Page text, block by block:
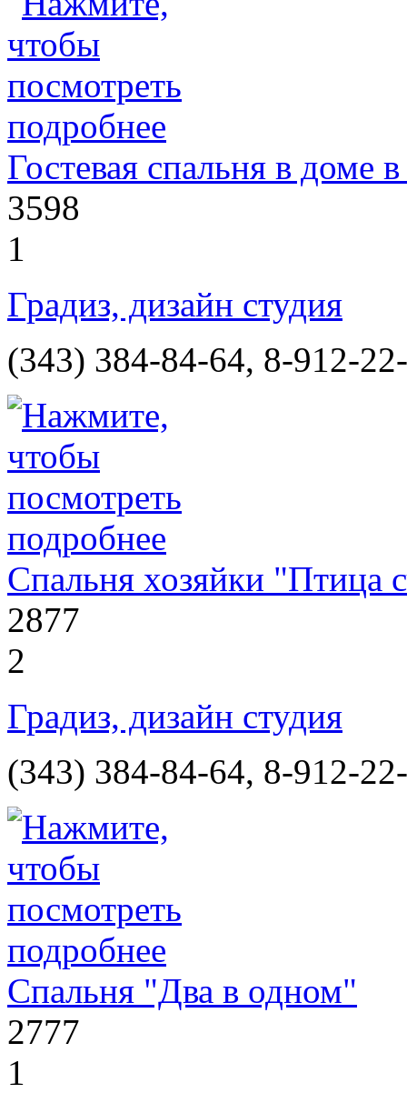
Гостевая спальня в доме
3598
1
Градиз, дизайн студия
(343) 384-84-64, 8-912-
Спальня хозяйки "Птица
2877
2
Градиз, дизайн студия
(343) 384-84-64, 8-912-
Спальня "Два в одном"
2777
1